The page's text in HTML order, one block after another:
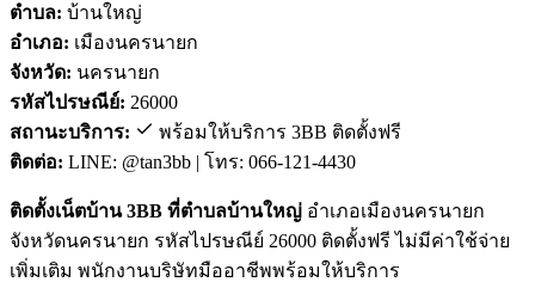
ตำบล: บ้านใหญ่
อำเภอ: เมืองนครนายก
จังหวัด: นครนายก
รหัสไปรษณีย์: 26000
สถานะบริการ:
พร้อมให้บริการ 3BB ติดตั้งฟรี
ติดต่อ: LINE: @tan3bb | โทร: 066-121-4430
ติดตั้งเน็ตบ้าน 3BB ที่ตำบลบ้านใหญ่ อำเภอเมืองนครนายก
จังหวัดนครนายก รหัสไปรษณีย์ 26000 ติดตั้งฟรี ไม่มีค่าใช้จ่าย
เพิ่มเติม พนักงานบริษัทมืออาชีพพร้อมให้บริการ